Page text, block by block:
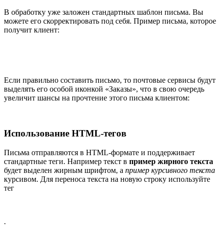
В обработку уже заложен стандартных шаблон письма. Вы
можете его скорректировать под себя. Пример письма, которое
получит клиент:
Если правильно составить письмо, то почтовые сервисы будут
выделять его особой иконкой «Заказы», что в свою очередь
увеличит шансы на прочтение этого письма клиентом:
Использование HTML-тегов
Письма отправляются в HTML-формате и поддерживает
стандартные теги. Например текст в пример жирного текста
будет выделен жирным шрифтом, а пример курсивного текста
курсивом. Для переноса текста на новую строку используйте
тег
.